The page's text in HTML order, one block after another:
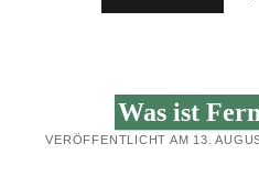
Was ist
VERÖFFENTLICHT AM 13.